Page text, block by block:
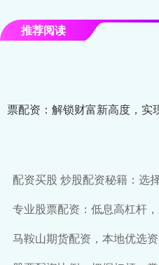
推荐阅读
票配资：解锁财富新高度，实
配资买股 炒股配资秘籍：选
专业股票配资：低息高杠杆
马鞍山期货配资，本地优选